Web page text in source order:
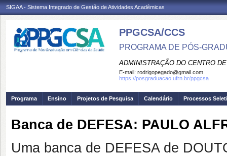
SIGAA - Sistema Integrado de Gestão de Atividades Acadêmicas
PPGCSA/CCS
PROGRAMA DE PÓS-
ADMINISTRAÇÃO DO CENTRO
E-mail: rodrigopegado@gmail.com
https://posgraduacao.ufrn.br/ppgcsa
Programa Ensino Projetos de Pesquisa Calendário Processos
Banca de DEFESA: PAULO
Uma banca de DEFESA de